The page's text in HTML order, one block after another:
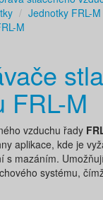
Jednotky FRL-M
M
FRL-M
vzduchu řady
aplikace, kde je
s mazáním.
systému,